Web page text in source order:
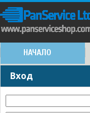
НАЧАЛО
Вход